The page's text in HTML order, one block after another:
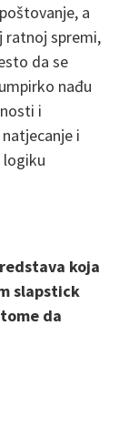
a
ratnoj spremi,
da se
nađu
i
i
koja
slapstick
da